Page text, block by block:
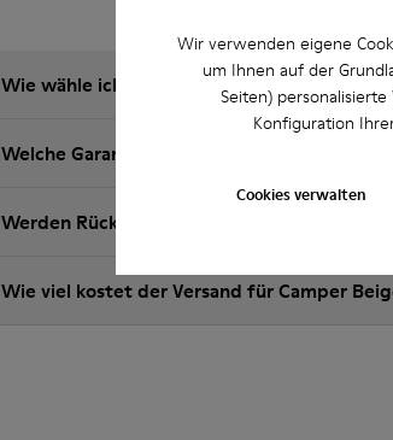
Wir verwenden eigene
um Ihnen auf der
Seiten)
Konfiguration
Cookies verwalten
Wie wähle ich die richtige Größe für Camper
Welche Garantie für auf der Website von
Werden Rückgaben bei Camper akzeptiert?
Wie viel kostet der Versand für Camper